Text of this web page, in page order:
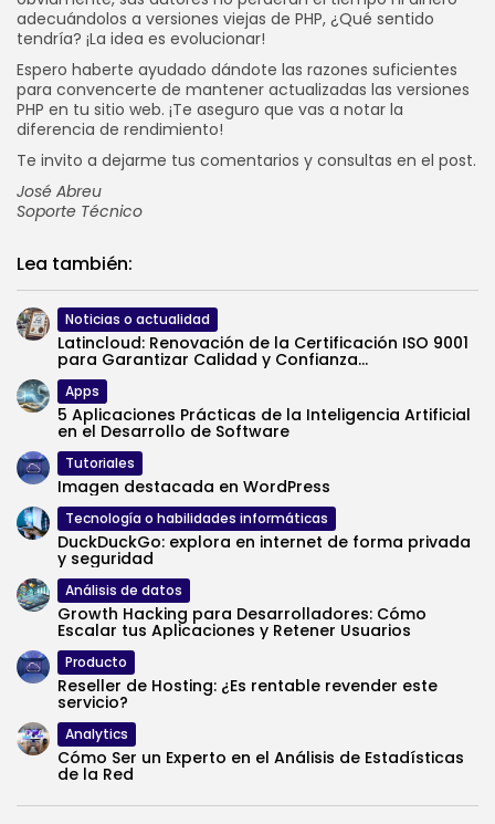
adecuándolos a versiones viejas de PHP, ¿Qué sentido
tendría? ¡La idea es evolucionar!
Espero haberte ayudado dándote las razones suficientes
para convencerte de mantener actualizadas las versiones
PHP en tu sitio web. ¡Te aseguro que vas a notar la
diferencia de rendimiento!
Te invito a dejarme tus comentarios y consultas en el post.
José Abreu
Soporte Técnico
Lea también:
Noticias o actualidad
Latincloud: Renovación de la Certificación ISO 9001
para Garantizar Calidad y Confianza...
Apps
5 Aplicaciones Prácticas de la Inteligencia Artificial
en el Desarrollo de Software
Tutoriales
Imagen destacada en WordPress
Tecnología o habilidades informáticas
DuckDuckGo: explora en internet de forma privada
y seguridad
Análisis de datos
Growth Hacking para Desarrolladores: Cómo
Escalar tus Aplicaciones y Retener Usuarios
Producto
Reseller de Hosting: ¿Es rentable revender este
servicio?
Analytics
Cómo Ser un Experto en el Análisis de Estadísticas
de la Red